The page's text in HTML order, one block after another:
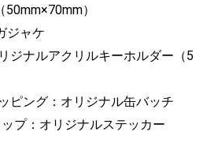
）
ジャケ
ジナルアクリルキーホルダー（5
ピング：オリジナル缶バッチ
ップ：オリジナルステッカー